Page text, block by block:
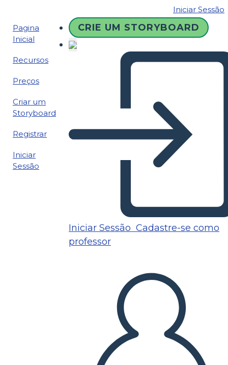
Iniciar Sessão
Pagina
Inicial
Recursos
Preços
Criar um
Storyboard
Registrar
Iniciar
Sessão
CRIE UM STORYBOARD
Iniciar Sessão Cadastre-se como
professor